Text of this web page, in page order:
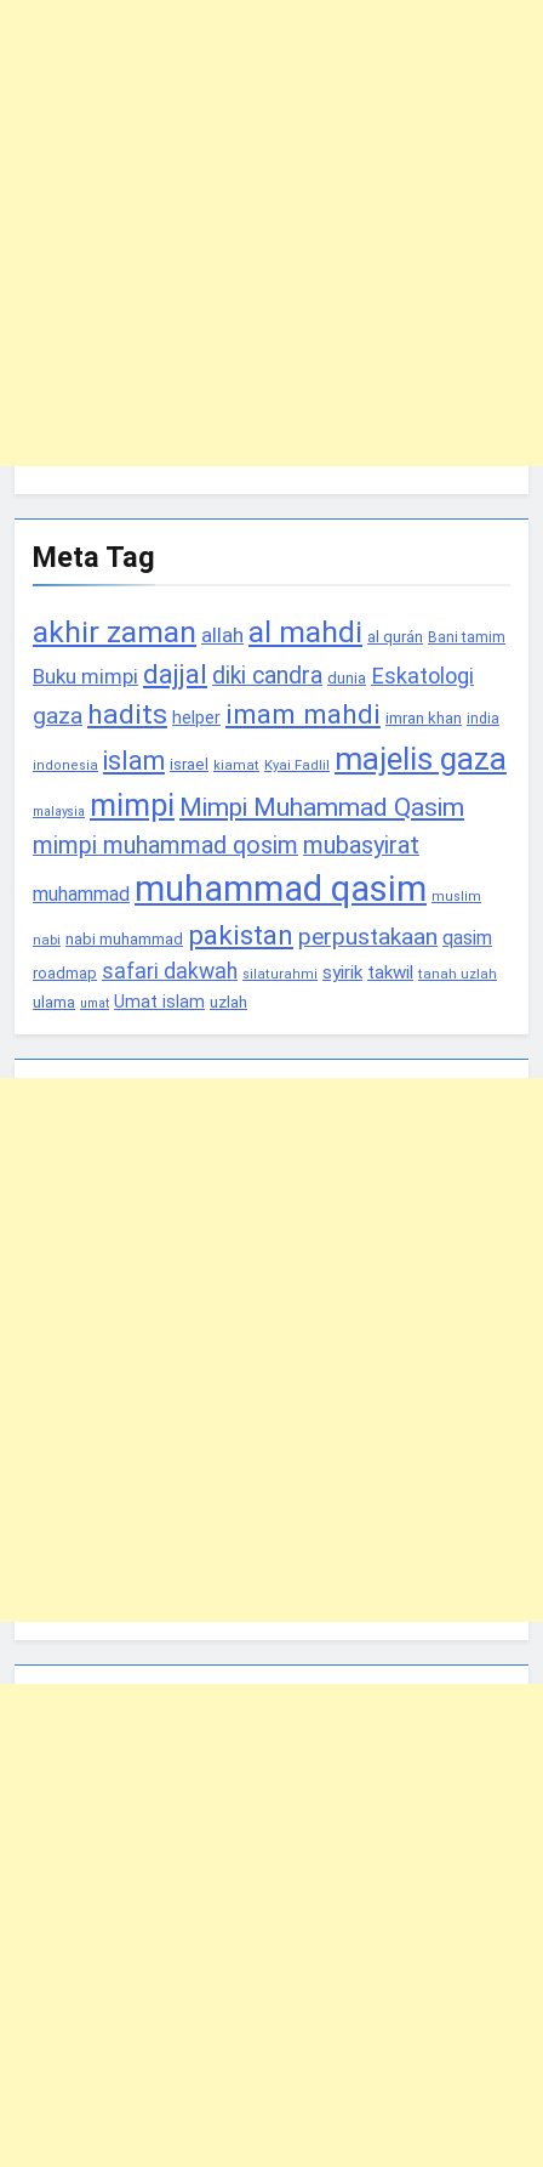
Meta Tag
akhir zaman allah al mahdi al qurán Bani tamim
Buku mimpi dajjal diki candra dunia Eskatologi
gaza hadits helper imam mahdi imran khan india
indonesia islam israel kiamat Kyai Fadlil majelis gaza
malaysia mimpi Mimpi Muhammad Qasim
mimpi muhammad qosim mubasyirat
muhammad muhammad qasim muslim
nabi nabi muhammad pakistan perpustakaan qasim
roadmap safari dakwah silaturahmi syirik takwil tanah uzlah
ulama umat Umat islam uzlah